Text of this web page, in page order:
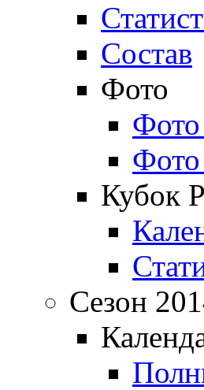
Состав
Фото
Фото
Кубок
Сезон